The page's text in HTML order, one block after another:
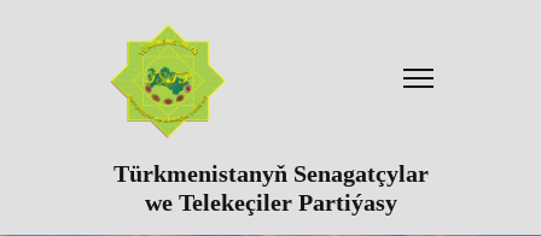
Türkmenistanyň Senagatçylar
we Telekeçiler Partiýasy